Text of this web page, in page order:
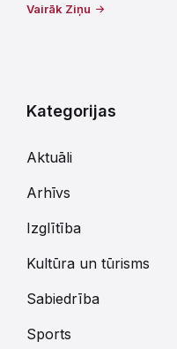
Vairāk Ziņu
Kategorijas
Aktuāli
Arhīvs
Izglītība
Kultūra un tūrisms
Sabiedrība
Sports